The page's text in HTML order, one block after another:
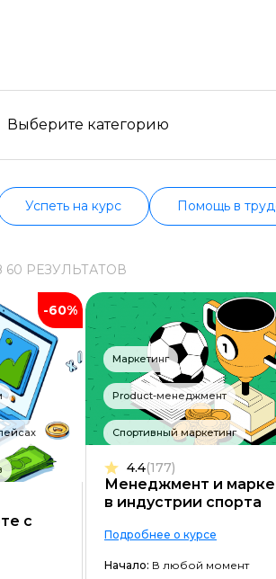
Выберите категорию
Web-разработка
Python-разработка
Мобильная разработка
JavaScript-разработка
Frontend-разработка
Разработка игр
Системное администрирование
Java-разработка
Android-разработка
Успеть на курс Помощь в
60 РЕЗУЛЬТАТОВ
-60%
с
Маркетинг
Product-менеджмент
Спортивный маркетинг
Менеджмент и
в индустрии спорта
4.4(177)
Подробнее о курсе
Начало: В любой момент